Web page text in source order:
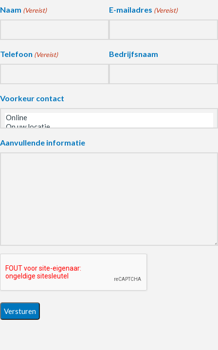
Naam (Vereist) E-mailadres (Vereist)
Telefoon (Vereist) Bedrijfsnaam
Voorkeur contact
Aanvullende informatie